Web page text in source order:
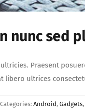
nunc sed
Praesent
ultrices
Categories: Android, Gadgets,